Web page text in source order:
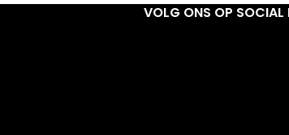
VOLG ONS OP SOCIAL